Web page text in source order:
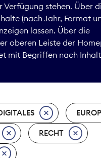
Digitales
Kommunikation
Marktdaten
Nachhaltigkeit
Nachwuchs
Verfügung stehen. Über
(nach Jahr, Format
lassen. Über die
oberen Leiste der
mit Begriffen nach
RECHT